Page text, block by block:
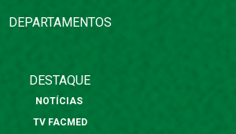
DEPARTAMENTOS
DESTAQUE
NOTÍCIAS
TV FACMED